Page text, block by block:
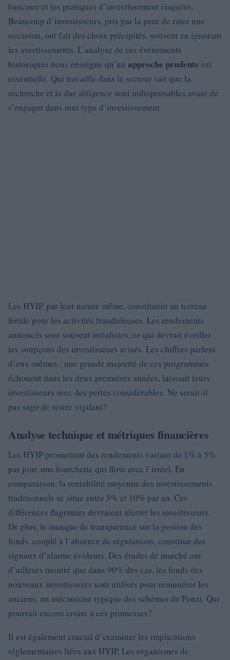
bancaire et les pratiques d’investissement risquées.
Beaucoup d’investisseurs, pris par la peur de rater une
occasion, ont fait des choix précipités, souvent en ignorant
les avertissements. L’analyse de ces événements
historiques nous enseigne qu’un approche prudente est
essentielle. Qui travaille dans le secteur sait que la
recherche et la due diligence sont indispensables avant de
s’engager dans tout type d’investissement.
Les HYIP, par leur nature même, constituent un terreau
fertile pour les activités frauduleuses. Les rendements
annoncés sont souvent irréalistes, ce qui devrait éveiller
les soupçons des investisseurs avisés. Les chiffres parlent
d’eux-mêmes : une grande majorité de ces programmes
échouent dans les deux premières années, laissant leurs
investisseurs avec des pertes considérables. Ne serait-il
pas sage de rester vigilant?
Analyse technique et métriques financières
Les HYIP promettent des rendements variant de 1% à 5%
par jour, une fourchette qui flirte avec l’irréel. En
comparaison, la rentabilité moyenne des investissements
traditionnels se situe entre 5% et 10% par an. Ces
différences flagrantes devraient alerter les investisseurs.
De plus, le manque de transparence sur la gestion des
fonds, couplé à l’absence de régulations, constitue des
signaux d’alarme évidents. Des études de marché ont
d’ailleurs montré que dans 90% des cas, les fonds des
nouveaux investisseurs sont utilisés pour rémunérer les
anciens, un mécanisme typique des schémas de Ponzi. Qui
pourrait encore croire à ces promesses?
Il est également crucial d’examiner les implications
réglementaires liées aux HYIP. Les organismes de